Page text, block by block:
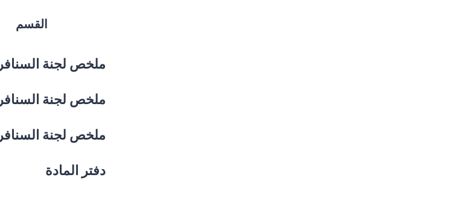
القسم
ملخص لجنة السنافر 1
ملخص لجنة السنافر 2
ملخص لجنة السنافر 3
دفتر المادة